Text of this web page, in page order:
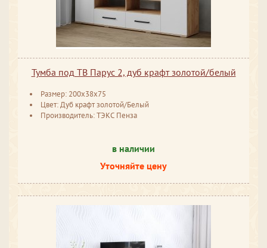
Тумба под ТВ Парус 2, дуб крафт золотой/белый
Размер: 200x38x75
Цвет: Дуб крафт золотой/Белый
Производитель: ТЭКС Пенза
в наличии
Уточняйте цену